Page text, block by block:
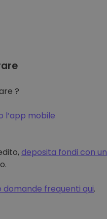
?
mobile
deposita fondi con un
domande frequenti qui.